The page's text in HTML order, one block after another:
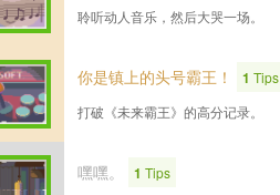
聆听动人音乐，然后大哭一场。
你是镇上的头号霸王！ 1 Tips
打破《未来霸王》的高分记录。
嘿嘿。 1 Tips